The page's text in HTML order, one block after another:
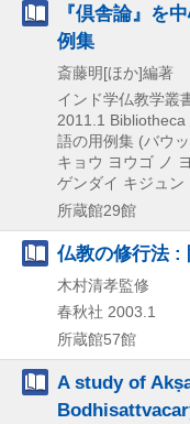
『倶舎論』を
例集
斎藤明[ほか]編著
インド学仏教学叢
2011.1
語の用例集 (バウ
キョウ ヨウゴ ノ
ゲンダイ キジュン
所蔵館29館
仏教の修行法 :
木村清孝監修
春秋社 2003.1
所蔵館57館
A study of